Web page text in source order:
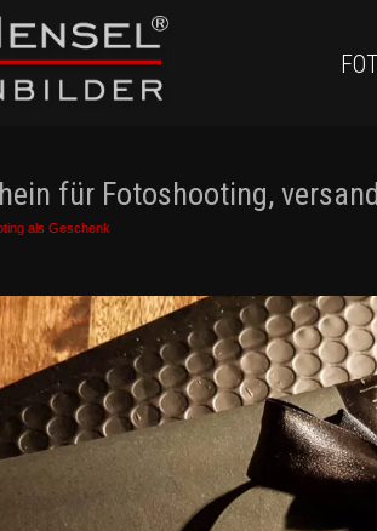
für Fotoshooting,
als Geschenk